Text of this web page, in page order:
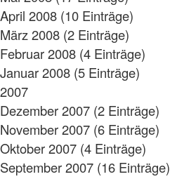
April 2008 (10 Einträge)
März 2008 (2 Einträge)
Februar 2008 (4 Einträge)
Januar 2008 (5 Einträge)
2007
Dezember 2007 (2 Einträge)
November 2007 (6 Einträge)
Oktober 2007 (4 Einträge)
September 2007 (16 Einträge)